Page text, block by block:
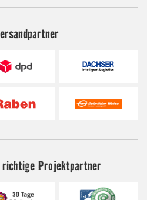
richtige Projektpartner